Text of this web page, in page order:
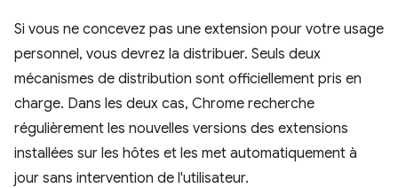
Si vous ne concevez pas une extension pour votre usage
personnel, vous devrez la distribuer. Seuls deux
mécanismes de distribution sont officiellement pris en
charge. Dans les deux cas, Chrome recherche
régulièrement les nouvelles versions des extensions
installées sur les hôtes et les met automatiquement à
jour sans intervention de l'utilisateur.